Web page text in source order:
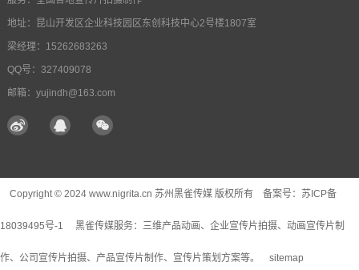
地址：昆山开发区企业科技园区东创科技中心2号楼1807室
梁经理：15262683263
QQ号：327409078
邮箱：yujindh@163.com
Copyright © 2024 www.nigrita.cn 苏州黑雀传媒 版权所有 备案号： 苏ICP备
18039495号-1 黑雀传媒服务： 三维产品动画、企业宣传片拍摄、动画宣传片制
作、公司宣传片拍摄、产品宣传片制作、宣传片策划方案等。 sitemap